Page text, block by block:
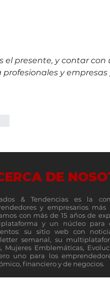
el presente, y contar
y empresas
DE
& Tendencias es la
y empresarios
con más de 15 años de
y un núcleo para
su sitio web con
semanal, su
Mujeres Emblemáticas,
uno para los
financiero y de negocios.